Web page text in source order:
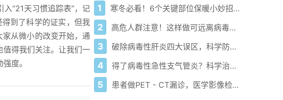
“21天习惯追踪表”，记
到了科学的证实，但我
从微小的改变开始，通
得我们关注。让我们一
度。
1 寒冬必看！6个关键部位保暖小妙招助你健康过冬
2 高危人群注意！这样做可远离病毒性脑膜脑炎！
3 破除病毒性肝炎四大误区，科学防治守护健康！
4 得了病毒性急性支气管炎？科学治疗管理建议请收好！
5 患者做PET - CT漏诊，医学影像检查到底咋选？